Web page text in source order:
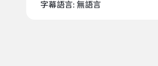
字幕語言: 無語言